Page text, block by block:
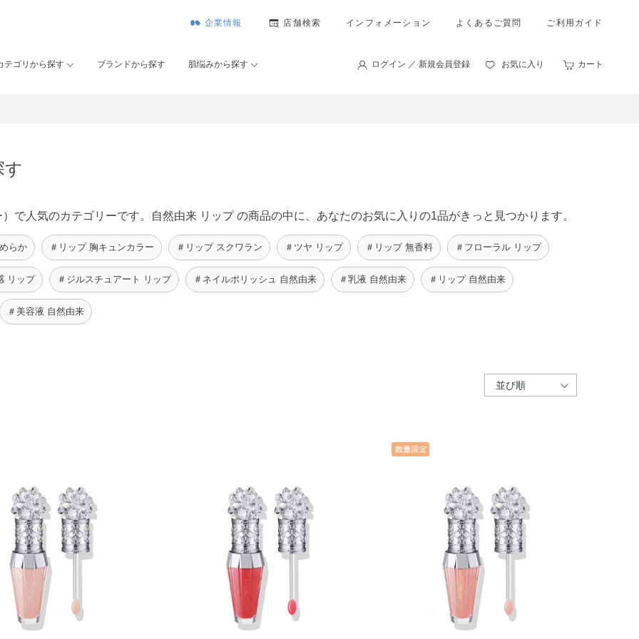
企業情報 店舗検索 インフォメーション よくあるご質問 ご利用ガイド
テゴリから探す ブランドから探す 肌悩みから探す ログイン ／ 新規会員登録 お気に入り カート
す
で人気のカテゴリーです。自然由来 リップ の商品の中に、あなたのお気に入りの1品がきっと見つかります。
らか ＃リップ 胸キュンカラー ＃リップ スクワラン ＃ツヤ リップ ＃リップ 無香料 ＃フローラル リップ
リップ ＃ジルスチュアート リップ ＃ネイルポリッシュ 自然由来 ＃乳液 自然由来 ＃リップ 自然由来
＃美容液 自然由来